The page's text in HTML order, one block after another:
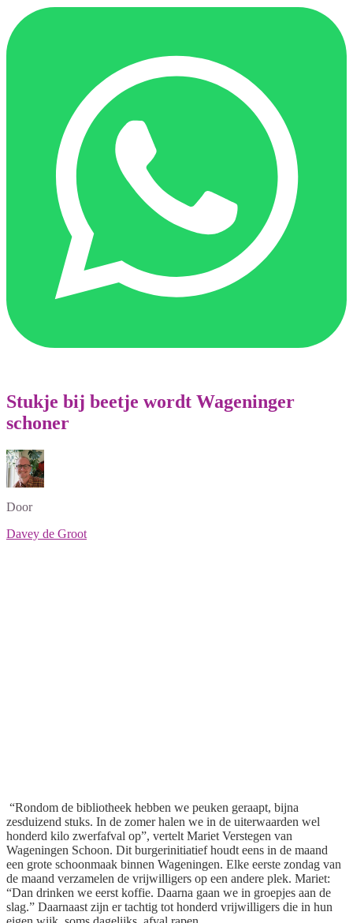
Stukje bij beetje wordt Wageninger
schoner
Door
Davey de Groot
“Rondom de bibliotheek hebben we peuken geraapt, bijna
zesduizend stuks. In de zomer halen we in de uiterwaarden wel
honderd kilo zwerfafval op”, vertelt Mariet Verstegen van
Wageningen Schoon. Dit burgerinitiatief houdt eens in de maand
een grote schoonmaak binnen Wageningen. Elke eerste zondag van
de maand verzamelen de vrijwilligers op een andere plek. Mariet:
“Dan drinken we eerst koffie. Daarna gaan we in groepjes aan de
slag.” Daarnaast zijn er tachtig tot honderd vrijwilligers die in hun